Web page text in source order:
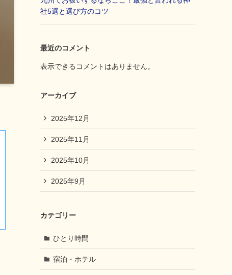
社5選と選び方のコツ
最近のコメント
表示できるコメントはありません。
アーカイブ
2025年12月
2025年11月
2025年10月
2025年9月
カテゴリー
ひとり時間
宿泊・ホテル